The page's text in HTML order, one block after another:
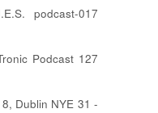
podcast-017
Podcast 127
Dublin NYE 31 -